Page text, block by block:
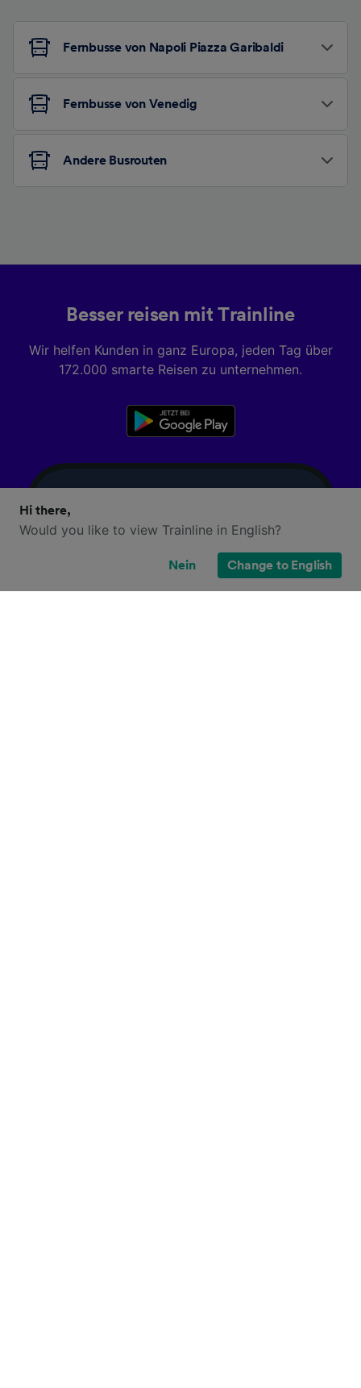
Fernbusse von Napoli Piazza Garibaldi
Fernbusse von Venedig
Andere Busrouten
Besser reisen mit Trainline
Wir helfen Kunden in ganz Europa, jeden Tag über
172.000 smarte Reisen zu unternehmen.
Hi there,
Would you like to view Trainline in English?
Nein Change to English